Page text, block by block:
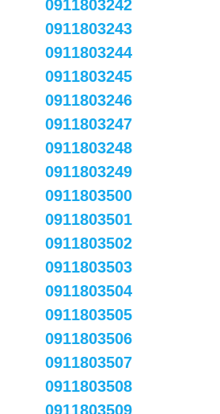
0911803242
0911803243
0911803244
0911803245
0911803246
0911803247
0911803248
0911803249
0911803500
0911803501
0911803502
0911803503
0911803504
0911803505
0911803506
0911803507
0911803508
0911803509